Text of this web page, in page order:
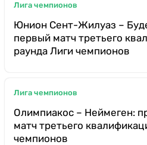
Лига чемпионов
Юнион Сент-Жилуаз –
первый матч третьего
раунда Лиги чемпионов
Лига чемпионов
Олимпиакос – Неймеген:
матч третьего
чемпионов